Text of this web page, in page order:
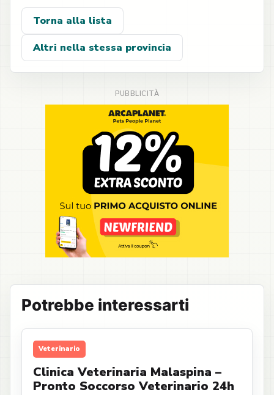
Torna alla lista
Altri nella stessa provincia
Potrebbe interessarti
Veterinario
Clinica Veterinaria Malaspina –
Pronto Soccorso Veterinario 24h